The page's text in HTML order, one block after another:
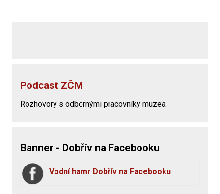
Podcast ZČM
Rozhovory s odbornými pracovníky muzea.
Banner - Dobřív na Facebooku
Vodní hamr Dobřív na Facebooku